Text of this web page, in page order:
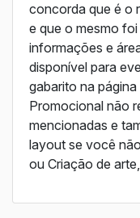
concorda que é o
e que o mesmo
informações e
disponível para
gabarito na
Promocional não
mencionadas e
layout se você
ou Criação de